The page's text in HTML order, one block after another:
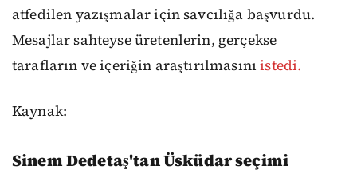
atfedilen yazışmalar için savcılığa başvurdu.
Mesajlar sahteyse üretenlerin, gerçekse
tarafların ve içeriğin araştırılmasınıistedi.
Kaynak:
Sinem Dedetaş'tan Üsküdar seçimi